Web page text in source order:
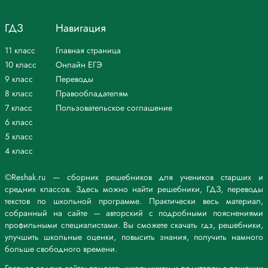
социалистических идей.
1. Что лежало в основе экономического подъёма в 1920-е гг.?
В ведущих европейских странах происходила важная структурная
перестройка экономики, началось создание зрелого
индустриального общества. Старые отрасли приходили в упадок
или испытывали трудности, появлялись новые. Особенностью
нового уровня производства стало внедрение конвейерно-поточных
линий, стандартизация и интенсификация трудовых операций.
Завершился переход к массовому производству товаров. Символом
нового уровня промышленного развития стал автомобиль и его
2. Какую опасность таил в себе курс на безудержный рост
массового производства в США в 1920-е гг.?
Постепенно всё острее проявлялась проблема сбыта продукции из-
за низкой покупательной способности населения.
3. Почему в 1920-е гг. во многих странах широкое распространение
получили идеи консерватизма?
©Reshak.ru — сборник решебников для учеников старших и
средних классов. Здесь можно найти решебники, ГДЗ, переводы
текстов по школьной программе. Практически весь материал,
собранный на сайте — авторский с подробными пояснениями
профильными специалистами. Вы сможете скачать гдз, решебники,
улучшить школьные оценки, повысить знания, получить намного
больше свободного времени.
ГДЗ
11 класс
10 класс
9 класс
8 класс
7 класс
6 класс
5 класс
4 класс
Навигация
Главная страница
Онлайн ЕГЭ
Переводы
Правообладателям
Пользовательское соглашение